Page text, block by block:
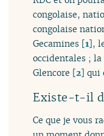
congolaise,
congolaise
Gecamines [1],
occidentales ;
Glencore [2] qui
Existe-t-il
Ce que je vous